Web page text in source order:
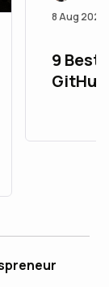
8 Aug 2026
9 Best